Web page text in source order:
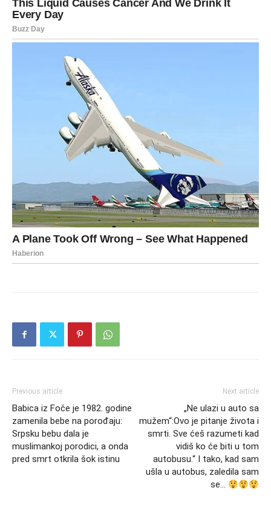
Previous article
Babica iz Foče je 1982. godine
zamenila bebe na porođaju:
Srpsku bebu dala je
muslimankoj porodici, a onda
pred smrt otkrila šok istinu
Next article
„Ne ulazi u auto sa
mužem“:Ovo je pitanje života i
smrti. Sve ćeš razumeti kad
vidiš ko će biti u tom
autobusu.“ I tako, kad sam
ušla u autobus, zaledila sam
se…